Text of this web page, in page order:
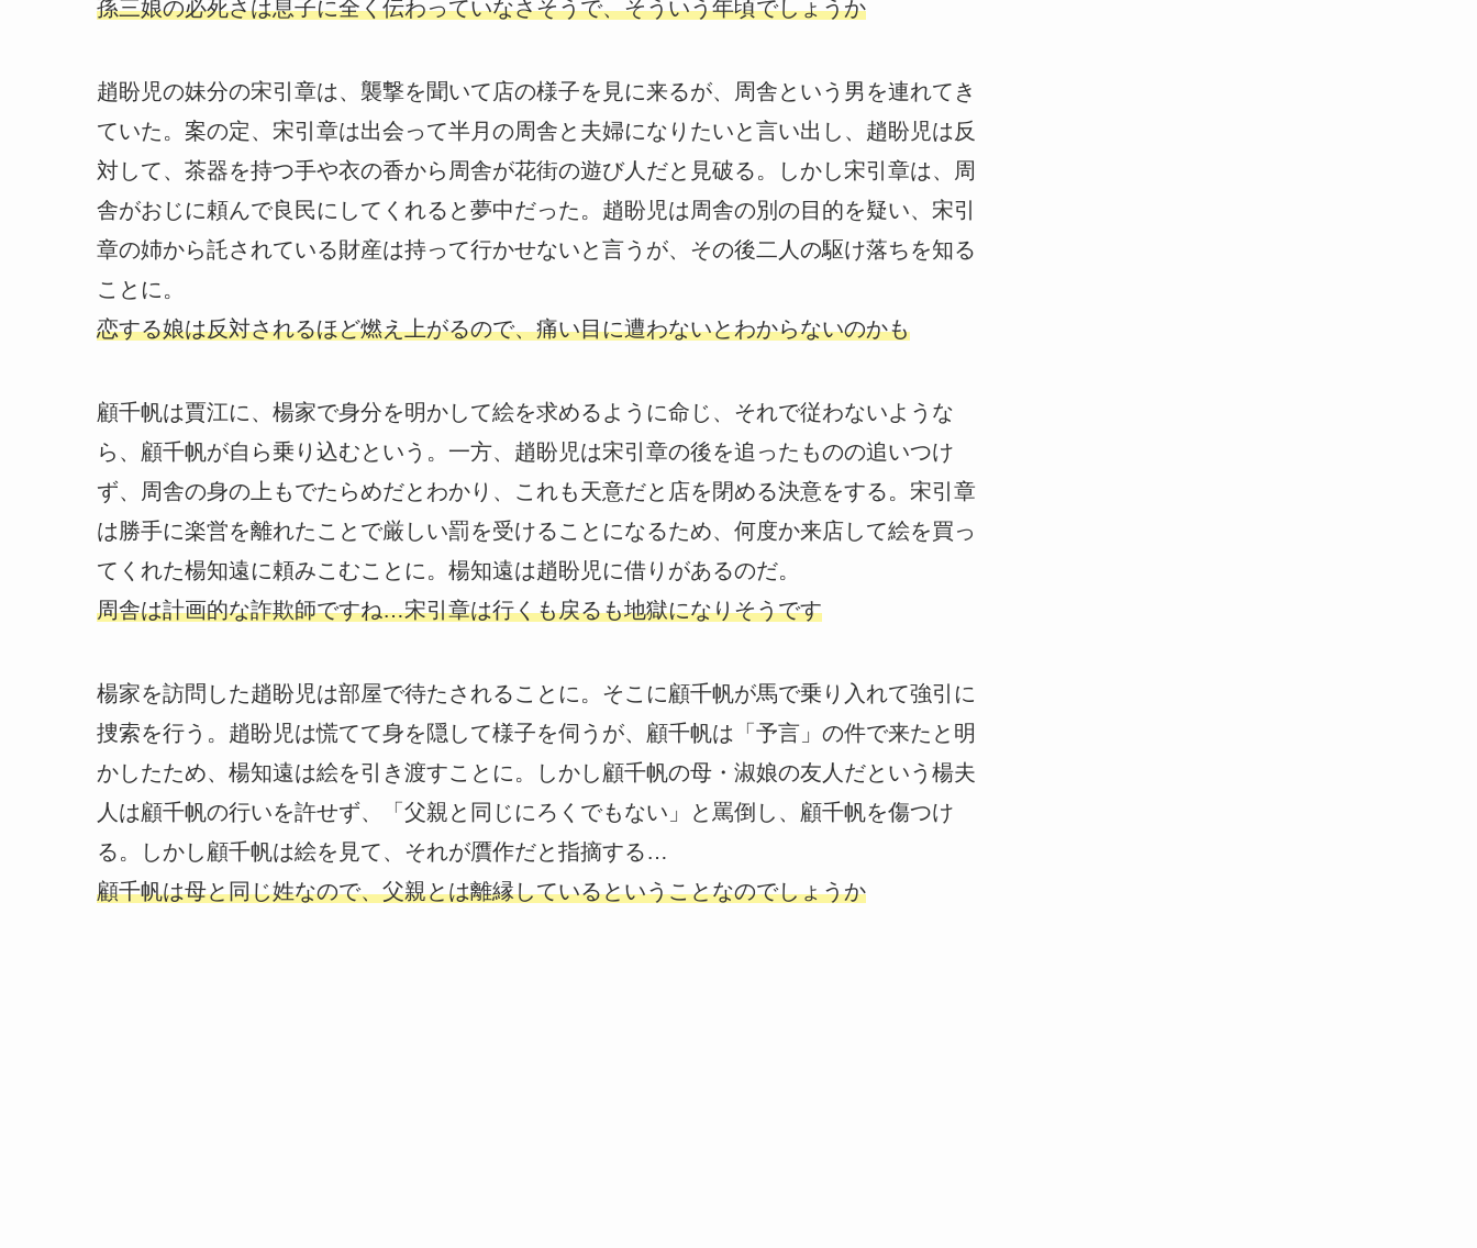
孫三娘の必死さは息子に全く伝わっていなさそうで、そういう年頃でしょうか
趙盼児の妹分の宋引章は、襲撃を聞いて店の様子を見に来るが、周舎という男を連れてき
ていた。案の定、宋引章は出会って半月の周舎と夫婦になりたいと言い出し、趙盼児は反
対して、茶器を持つ手や衣の香から周舎が花街の遊び人だと見破る。しかし宋引章は、周
舎がおじに頼んで良民にしてくれると夢中だった。趙盼児は周舎の別の目的を疑い、宋引
章の姉から託されている財産は持って行かせないと言うが、その後二人の駆け落ちを知る
ことに。
恋する娘は反対されるほど燃え上がるので、痛い目に遭わないとわからないのかも
顧千帆は賈江に、楊家で身分を明かして絵を求めるように命じ、それで従わないような
ら、顧千帆が自ら乗り込むという。一方、趙盼児は宋引章の後を追ったものの追いつけ
ず、周舎の身の上もでたらめだとわかり、これも天意だと店を閉める決意をする。宋引章
は勝手に楽営を離れたことで厳しい罰を受けることになるため、何度か来店して絵を買っ
てくれた楊知遠に頼みこむことに。楊知遠は趙盼児に借りがあるのだ。
周舎は計画的な詐欺師ですね…宋引章は行くも戻るも地獄になりそうです
楊家を訪問した趙盼児は部屋で待たされることに。そこに顧千帆が馬で乗り入れて強引に
捜索を行う。趙盼児は慌てて身を隠して様子を伺うが、顧千帆は「予言」の件で来たと明
かしたため、楊知遠は絵を引き渡すことに。しかし顧千帆の母・淑娘の友人だという楊夫
人は顧千帆の行いを許せず、「父親と同じにろくでもない」と罵倒し、顧千帆を傷つけ
る。しかし顧千帆は絵を見て、それが贋作だと指摘する…
顧千帆は母と同じ姓なので、父親とは離縁しているということなのでしょうか